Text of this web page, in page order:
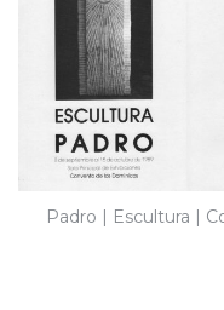
Padro | Escultura |